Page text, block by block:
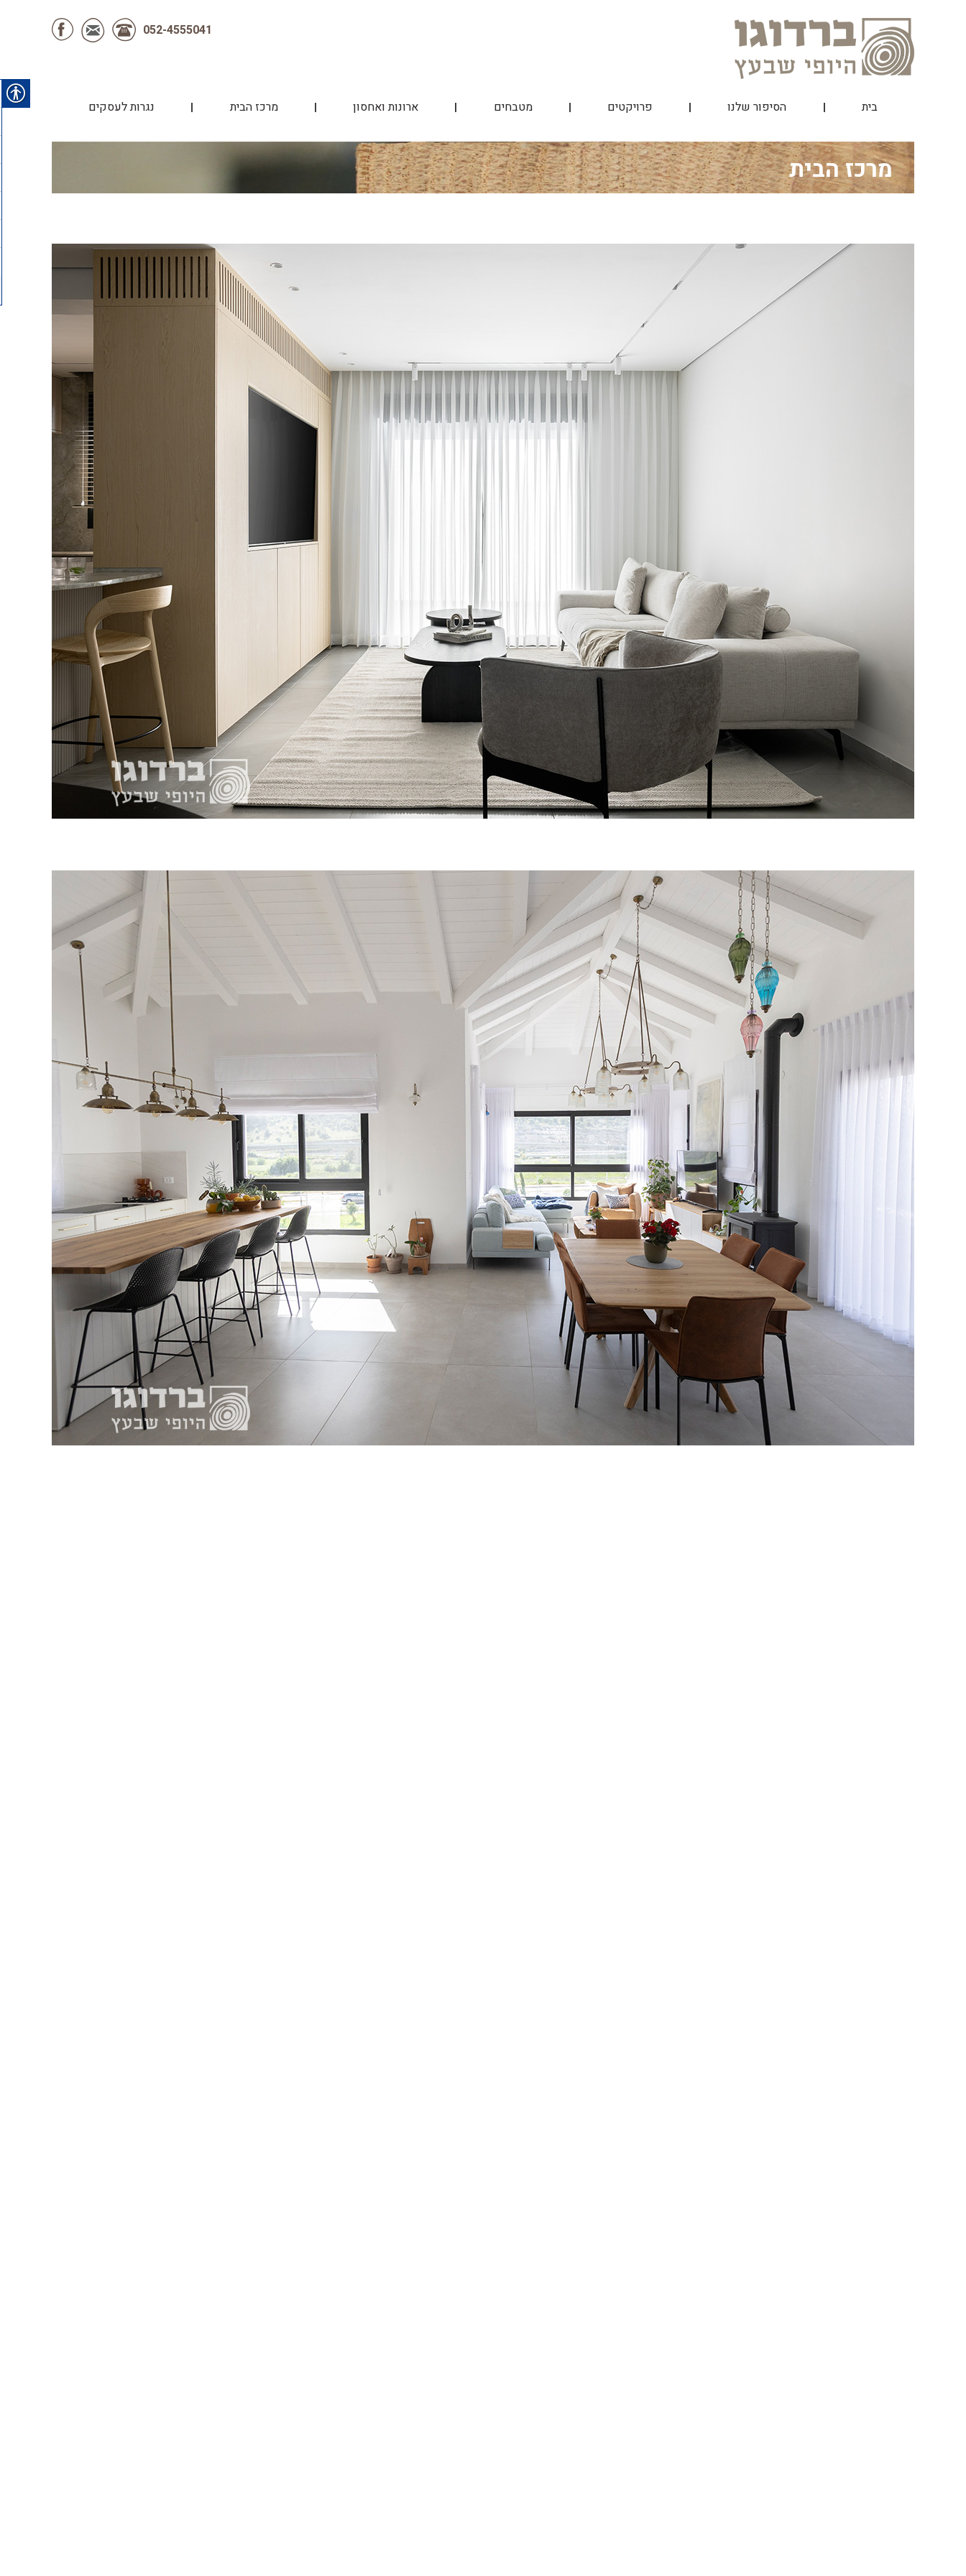
Skip
to
content
052-4555041
בית הסיפור שלנו פרויקטים מטבחים ארונות ואחסון מרכז הבית נגרות לעסקים
מרכז הבית